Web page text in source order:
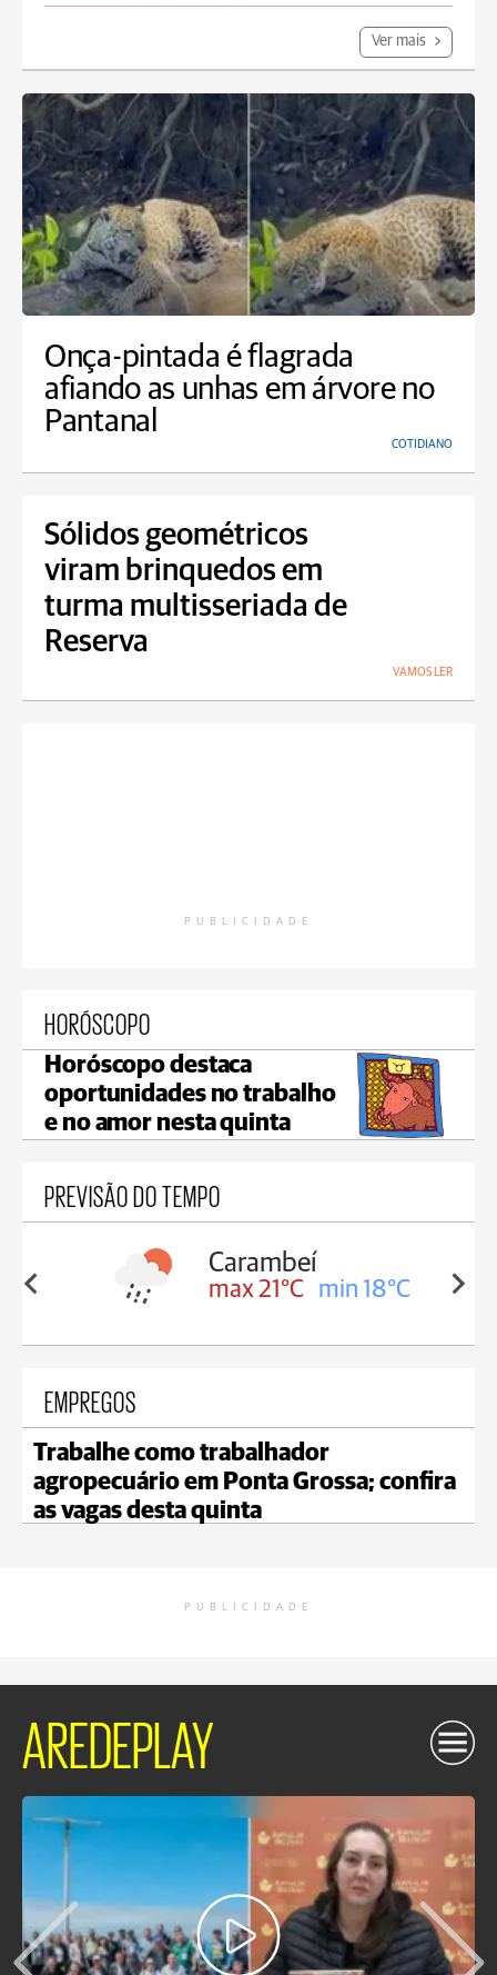
Ver mais
Onça-pintada é flagrada
afiando as unhas em árvore no
Pantanal
COTIDIANO
Sólidos geométricos
viram brinquedos em
turma multisseriada de
Reserva
VAMOS LER
PUBLICIDADE
HORÓSCOPO
Horóscopo destaca
oportunidades no trabalho
e no amor nesta quinta
PREVISÃO DO TEMPO
18°C
Carambeí
max 21°C min 18°C
EMPREGOS
Trabalhe como trabalhador
agropecuário em Ponta Grossa; confira
as vagas desta quinta
PUBLICIDADE
AREDEPLAY